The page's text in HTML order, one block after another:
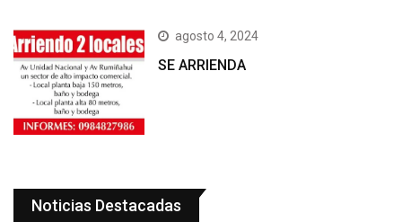
agosto 4, 2024
SE ARRIENDA
Noticias Destacadas